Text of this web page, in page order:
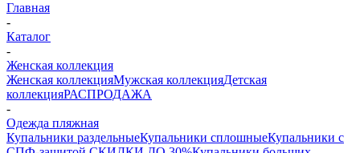
Главная
-
Каталог
-
Женская коллекция
Женская коллекцияМужская коллекцияДетская
коллекцияРАСПРОДАЖА
-
Одежда пляжная
Купальники раздельныеКупальники сплошныеКупальники с